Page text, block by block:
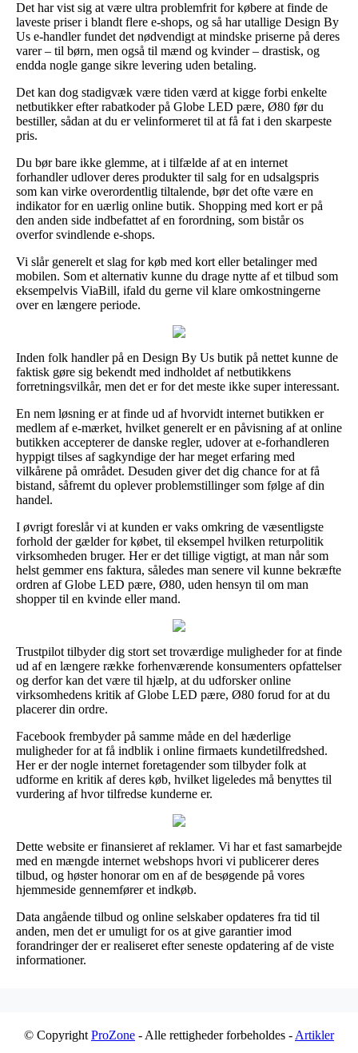
Det har vist sig at være ultra problemfrit for købere at finde de
laveste priser i blandt flere e-shops, og så har utallige Design By
Us e-handler fundet det nødvendigt at mindske priserne på deres
varer – til børn, men også til mænd og kvinder – drastisk, og
endda nogle gange sikre levering uden betaling.
Det kan dog stadigvæk være tiden værd at kigge forbi enkelte
netbutikker efter rabatkoder på Globe LED pære, Ø80 før du
bestiller, sådan at du er velinformeret til at få fat i den skarpeste
pris.
Du bør bare ikke glemme, at i tilfælde af at en internet
forhandler udlover deres produkter til salg for en udsalgspris
som kan virke overordentlig tiltalende, bør det ofte være en
indikator for en uærlig online butik. Shopping med kort er på
den anden side indbefattet af en forordning, som bistår os
overfor svindlende e-shops.
Vi slår generelt et slag for køb med kort eller betalinger med
mobilen. Som et alternativ kunne du drage nytte af et tilbud som
eksempelvis ViaBill, ifald du gerne vil klare omkostningerne
over en længere periode.
Inden folk handler på en Design By Us butik på nettet kunne de
faktisk gøre sig bekendt med indholdet af netbutikkens
forretningsvilkår, men det er for det meste ikke super interessant.
En nem løsning er at finde ud af hvorvidt internet butikken er
medlem af e-mærket, hvilket generelt er en påvisning af at online
butikken accepterer de danske regler, udover at e-forhandleren
hyppigt tilses af sagkyndige der har meget erfaring med
vilkårene på området. Desuden giver det dig chance for at få
bistand, såfremt du oplever problemstillinger som følge af din
handel.
I øvrigt foreslår vi at kunden er vaks omkring de væsentligste
forhold der gælder for købet, til eksempel hvilken returpolitik
virksomheden bruger. Her er det tillige vigtigt, at man når som
helst gemmer ens faktura, således man senere vil kunne bekræfte
ordren af Globe LED pære, Ø80, uden hensyn til om man
shopper til en kvinde eller mand.
Trustpilot tilbyder dig stort set troværdige muligheder for at finde
ud af en længere række forhenværende konsumenters opfattelser
og derfor kan det være til hjælp, at du udforsker online
virksomhedens kritik af Globe LED pære, Ø80 forud for at du
placerer din ordre.
Facebook frembyder på samme måde en del hæderlige
muligheder for at få indblik i online firmaets kundetilfredshed.
Her er der nogle internet foretagender som tilbyder folk at
udforme en kritik af deres køb, hvilket ligeledes må benyttes til
vurdering af hvor tilfredse kunderne er.
Dette website er finansieret af reklamer. Vi har et fast samarbejde
med en mængde internet webshops hvori vi publicerer deres
tilbud, og høster honorar om en af de besøgende på vores
hjemmeside gennemfører et indkøb.
Data angående tilbud og online selskaber opdateres fra tid til
anden, men det er umuligt for os at give garantier imod
forandringer der er realiseret efter seneste opdatering af de viste
informationer.
© Copyright ProZone - Alle rettigheder forbeholdes - Artikler